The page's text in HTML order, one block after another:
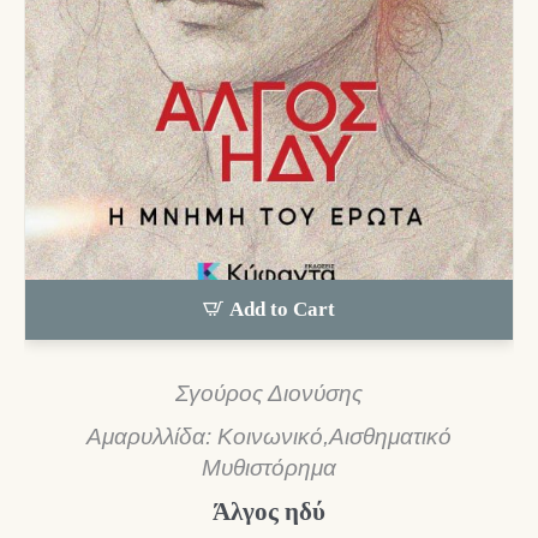
Add to Cart
Σγούρος Διονύσης
Αμαρυλλίδα: Κοινωνικό,Αισθηματικό
Μυθιστόρημα
Άλγος ηδύ